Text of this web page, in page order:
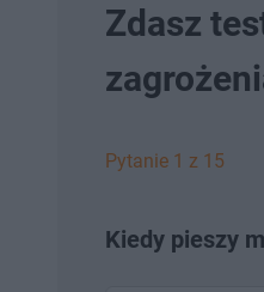
Zdasz
Pytanie 1 z 15
Kiedy pieszy